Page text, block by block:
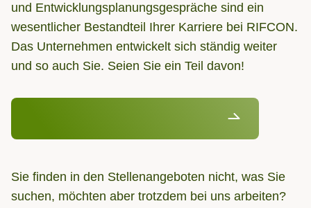
und Entwicklungsplanungsgespräche sind ein
wesentlicher Bestandteil Ihrer Karriere bei RIFCON.
Das Unternehmen entwickelt sich ständig weiter
und so auch Sie. Seien Sie ein Teil davon!
Sie finden in den Stellenangeboten nicht, was Sie
suchen, möchten aber trotzdem bei uns arbeiten?